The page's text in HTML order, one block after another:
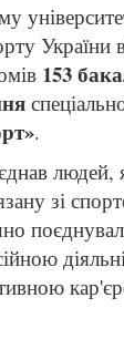
України
153
.
людей,
зі